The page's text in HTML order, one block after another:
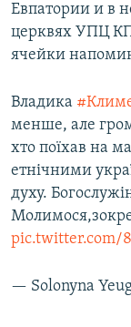
Евпатории и в
церквях УПЦ
ячейки
Владика
менше, але
хто поїхав на
етнічними
духу.
pic.twitter.com/
— Solonyna